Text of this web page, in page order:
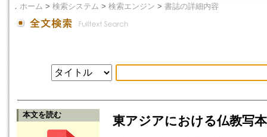
． ホーム > 検索システム > 検索エンジン > 書誌の詳細内容
本文を読む
東アジアにおける仏教写